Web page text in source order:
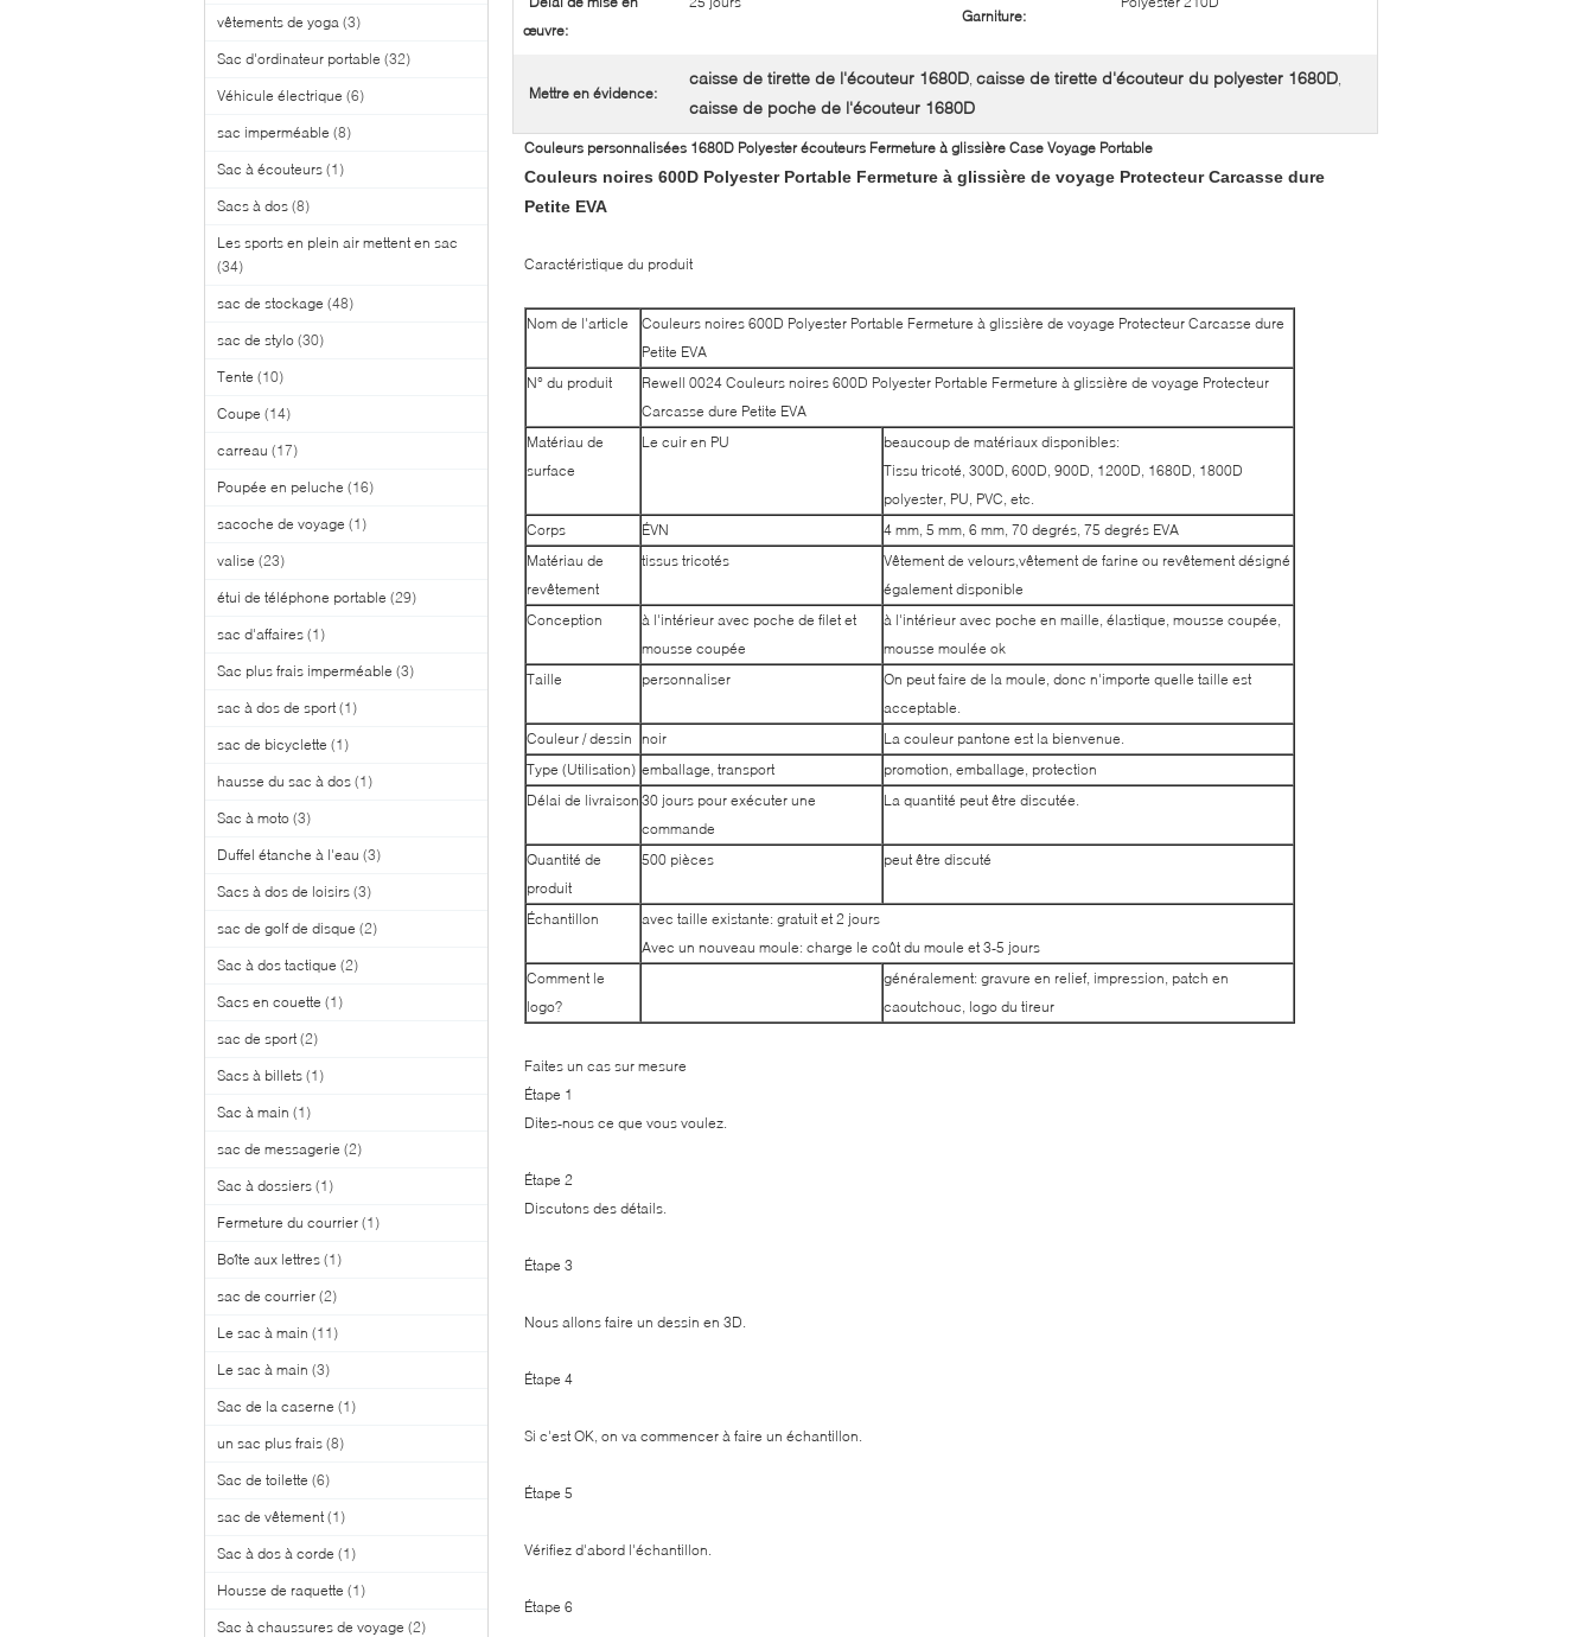
vêtements de yoga (3)
Sac d'ordinateur portable (32)
Véhicule électrique (6)
sac imperméable (8)
Sac à écouteurs (1)
Sacs à dos (8)
Les sports en plein air mettent en sac
(34)
sac de stockage (48)
sac de stylo (30)
Tente (10)
Coupe (14)
carreau (17)
Poupée en peluche (16)
sacoche de voyage (1)
valise (23)
étui de téléphone portable (29)
sac d'affaires (1)
Sac plus frais imperméable (3)
sac à dos de sport (1)
sac de bicyclette (1)
hausse du sac à dos (1)
Sac à moto (3)
Duffel étanche à l'eau (3)
Sacs à dos de loisirs (3)
sac de golf de disque (2)
Sac à dos tactique (2)
Sacs en couette (1)
sac de sport (2)
Sacs à billets (1)
Sac à main (1)
sac de messagerie (2)
Sac à dossiers (1)
Fermeture du courrier (1)
Boîte aux lettres (1)
sac de courrier (2)
Le sac à main (11)
Le sac à main (3)
Sac de la caserne (1)
un sac plus frais (8)
Sac de toilette (6)
sac de vêtement (1)
Sac à dos à corde (1)
Housse de raquette (1)
Sac à chaussures de voyage (2)
œuvre:
Garniture:
Mettre en évidence:
caisse de tirette de l'écouteur 1680D, caisse de tirette d'écouteur du polyester 1680D,
caisse de poche de l'écouteur 1680D
Couleurs personnalisées 1680D Polyester écouteurs Fermeture à glissière Case Voyage Portable
Couleurs noires 600D Polyester Portable Fermeture à glissière de voyage Protecteur Carcasse dure
Petite EVA
Caractéristique du produit
Nom de l'article
Couleurs noires 600D Polyester Portable Fermeture à glissière de voyage Protecteur Carcasse dure
Petite EVA
N° du produit
Rewell 0024 Couleurs noires 600D Polyester Portable Fermeture à glissière de voyage Protecteur
Carcasse dure Petite EVA
Matériau de
surface
Le cuir en PU
beaucoup de matériaux disponibles:
Tissu tricoté, 300D, 600D, 900D, 1200D, 1680D, 1800D
polyester, PU, PVC, etc.
Corps
ÉVN
4 mm, 5 mm, 6 mm, 70 degrés, 75 degrés EVA
Matériau de
revêtement
tissus tricotés
Vêtement de velours,vêtement de farine ou revêtement désigné
également disponible
Conception
à l'intérieur avec poche de filet et
mousse coupée
à l'intérieur avec poche en maille, élastique, mousse coupée,
mousse moulée ok
Taille
personnaliser
On peut faire de la moule, donc n'importe quelle taille est
acceptable.
Couleur / dessin noir
La couleur pantone est la bienvenue.
Type (Utilisation) emballage, transport
promotion, emballage, protection
Délai de livraison 30 jours pour exécuter une
commande
La quantité peut être discutée.
Quantité de
produit
500 pièces peut être discuté
Échantillon
avec taille existante: gratuit et 2 jours
Avec un nouveau moule: charge le coût du moule et 3-5 jours
Comment le
logo?
généralement: gravure en relief, impression, patch en
caoutchouc, logo du tireur
Faites un cas sur mesure
Étape 1
Dites-nous ce que vous voulez.
Étape 2
Discutons des détails.
Étape 3
Nous allons faire un dessin en 3D.
Étape 4
Si c'est OK, on va commencer à faire un échantillon.
Étape 5
Vérifiez d'abord l'échantillon.
Étape 6